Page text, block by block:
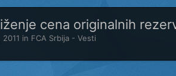
cena originalnih
in FCA Srbija - Vesti